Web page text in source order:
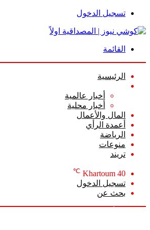
تسجيل الدخول
القائمة
الرئيسية
أخبار عالمية
أخبار محلية
المال والأعمال
أعمدة الرأي
الرياضة
منوعات
تريند
Khartoum 40
℃
تسجيل الدخول
بحث عن